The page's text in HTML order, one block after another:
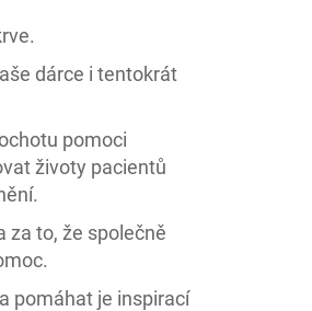
dárce i tentokrát
pomoci
životy pacientů
za to, že společně
pomáhat je inspirací